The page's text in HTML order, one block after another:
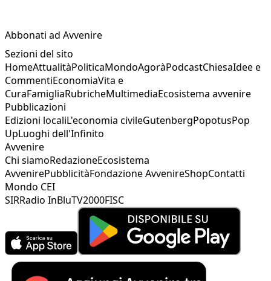
Abbonati ad Avvenire
Sezioni del sito
HomeAttualitàPoliticaMondoAgoràPodcastChiesaIdee e
CommentiEconomiaVita e
CuraFamigliaRubricheMultimediaEcosistema avvenire
Pubblicazioni
Edizioni localiL'economia civileGutenbergPopotusPop
UpLuoghi dell'Infinito
Avvenire
Chi siamoRedazioneEcosistema
AvvenirePubblicitàFondazione AvvenireShopContatti
Mondo CEI
SIRRadio InBluTV2000FISC